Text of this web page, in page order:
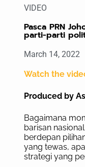
VIDEO
Pasca PRN
parti-parti
March 14, 2022
Watch the
Produced by
Bagaimana
barisan
berdepan
yang tewas,
strategi yang